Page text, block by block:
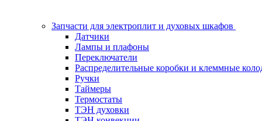
Запчасти для электроплит и духовых шкафов
Датчики
Лампы и плафоны
Переключатели
Распределительные коробки и клеммные
Ручки
Таймеры
Термостаты
ТЭН духовки